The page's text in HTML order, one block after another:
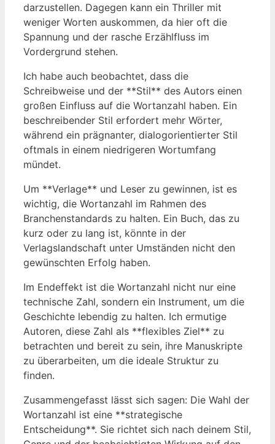
darzustellen. Dagegen kann ein Thriller mit
weniger Worten auskommen, da hier oft die
Spannung und der rasche Erzählfluss im
Vordergrund stehen.
Ich habe auch beobachtet, dass die
Schreibweise und der **Stil** des Autors einen
großen Einfluss auf die Wortanzahl haben. Ein
beschreibender Stil erfordert mehr Wörter,
während ein prägnanter, dialogorientierter Stil
oftmals in einem niedrigeren Wortumfang
mündet.
Um **Verlage** und Leser zu gewinnen, ist es
wichtig, die Wortanzahl im Rahmen des
Branchenstandards zu halten. Ein Buch, das zu
kurz oder zu lang ist, könnte in der
Verlagslandschaft unter Umständen nicht den
gewünschten Erfolg haben.
Im Endeffekt ist die Wortanzahl nicht nur eine
technische Zahl, sondern ein Instrument, um die
Geschichte lebendig zu halten. Ich ermutige
Autoren, diese Zahl als **flexibles Ziel** zu
betrachten und bereit zu sein, ihre Manuskripte
zu überarbeiten, um die ideale Struktur zu
finden.
Zusammengefasst lässt sich sagen: Die Wahl der
Wortanzahl ist eine **strategische
Entscheidung**. Sie richtet sich nach deinem Stil,